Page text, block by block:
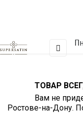
Toggle
☰
ТОВАР
Вам не
Ростове-на-Дону.